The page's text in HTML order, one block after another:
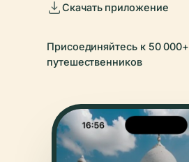
Скачать приложение
Присоединяйтесь к 50 000+
путешественников